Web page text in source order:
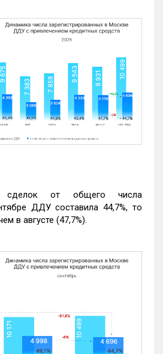
сделок от общего числа
ДДУ составила 44,7%, то
в августе (47,7%).